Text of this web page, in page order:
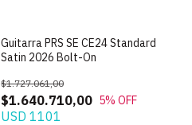
Guitarra PRS SE CE24 Standard
Satin 2026 Bolt-On
$1.640.710,00
$1.727.061,00
5% OFF
USD 1101